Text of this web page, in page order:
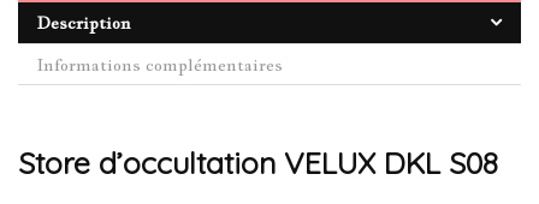
Description
Informations complémentaires
Store d’occultation VELUX DKL S08